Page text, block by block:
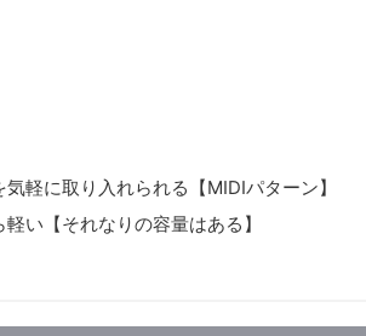
軽に取り入れられる【MIDIパターン】
い【それなりの容量はある】